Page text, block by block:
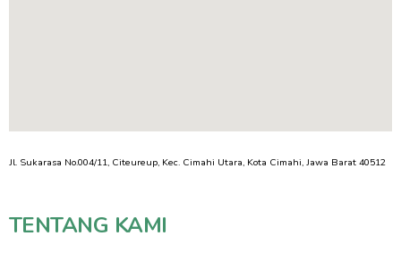
Jl. Sukarasa No.004/11, Citeureup, Kec. Cimahi Utara, Kota Cimahi, Jawa Barat 40512
TENTANG KAMI